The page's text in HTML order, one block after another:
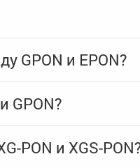
GPON и EPON?
GPON?
PON и XGS-